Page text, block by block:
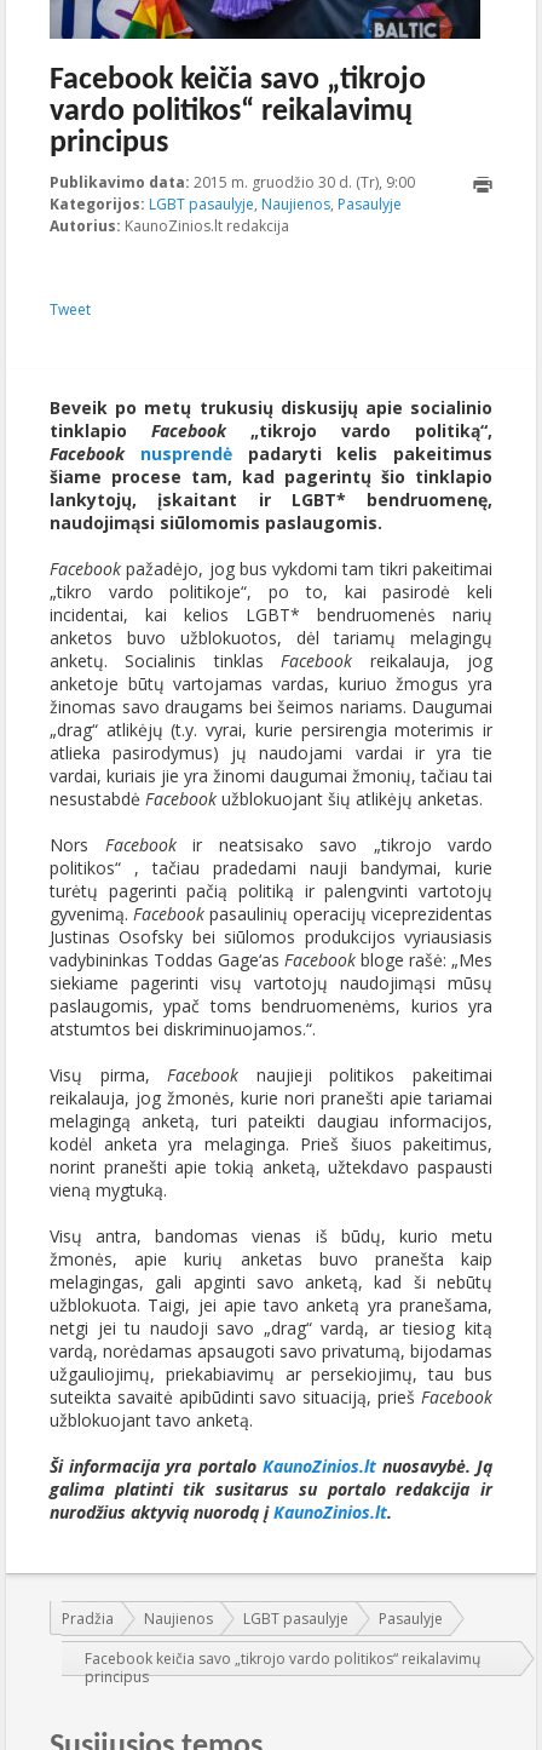
Facebook keičia savo „tikrojo
vardo politikos“ reikalavimų
principus
Publikavimo data: 2015 m. gruodžio 30 d. (Tr), 9:00 2023-10-
Kategorijos: LGBT pasaulyje, Naujienos, Pasaulyje
Autorius: KaunoZinios.lt redakcija
Tweet
Beveik po metų trukusių diskusijų apie socialinio
tinklapio Facebook„tikrojo vardo politiką“,
Facebook
nusprendėpadaryti kelis pakeitimus
šiame procese tam, kad pagerintų šio tinklapio
lankytojų, įskaitant ir LGBT* bendruomenę,
naudojimąsi siūlomomis paslaugomis.
Facebook pažadėjo, jog bus vykdomi tam tikri pakeitimai
„tikro vardo politikoje“, po to, kai pasirodė keli
incidentai, kai kelios LGBT* bendruomenės narių
anketos buvo užblokuotos, dėl tariamų melagingų
anketų. Socialinis tinklasFacebook reikalauja, jog
anketoje būtų vartojamas vardas, kuriuo žmogus yra
žinomas savo draugams bei šeimos nariams. Daugumai
„drag“ atlikėjų (t.y. vyrai, kurie persirengia moterimis ir
atlieka pasirodymus) jų naudojami vardai ir yra tie
vardai, kuriais jie yra žinomi daugumai žmonių, tačiau tai
nesustabdė Facebook užblokuojant šių atlikėjų anketas.
Nors Facebookir neatsisako savo „tikrojo vardo
politikos“ , tačiau pradedami nauji bandymai, kurie
turėtų pagerinti pačią politiką ir palengvinti vartotojų
gyvenimą. Facebook pasaulinių operacijų viceprezidentas
Justinas Osofsky bei siūlomos produkcijos vyriausiasis
vadybininkas Toddas Gage‘as Facebook bloge rašė: „Mes
siekiame pagerinti visų vartotojų naudojimąsi mūsų
paslaugomis, ypač toms bendruomenėms, kurios yra
atstumtos bei diskriminuojamos.“.
Visų pirma,Facebook naujieji politikos pakeitimai
reikalauja, jog žmonės, kurie nori pranešti apie tariamai
melagingą anketą, turi pateikti daugiau informacijos,
kodėl anketa yra melaginga. Prieš šiuos pakeitimus,
norint pranešti apie tokią anketą, užtekdavo paspausti
vieną mygtuką.
Visų antra, bandomas vienas iš būdų, kurio metu
žmonės, apie kurių anketas buvo pranešta kaip
melagingas, gali apginti savo anketą, kad ši nebūtų
užblokuota. Taigi, jei apie tavo anketą yra pranešama,
netgi jei tu naudoji savo „drag“ vardą, ar tiesiog kitą
vardą, norėdamas apsaugoti savo privatumą, bijodamas
užgauliojimų, priekabiavimų ar persekiojimų, tau bus
suteikta savaitė apibūdinti savo situaciją, prieš Facebook
užblokuojant tavo anketą.
Ši informacija yra portalo KaunoZinios.lt nuosavybė. Ją
galima platinti tik susitarus su portalo redakcija ir
nurodžius aktyvią nuorodą įKaunoZinios.lt.
Jūs esate čia:
Pradžia Naujienos LGBT pasaulyje
Pasaulyje
Facebook keičia savo „tikrojo vardo politikos“ reikalavimų
principus